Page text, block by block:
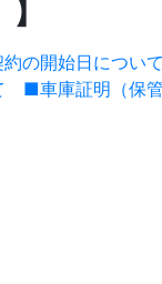
の開始日について
■車庫証明（保